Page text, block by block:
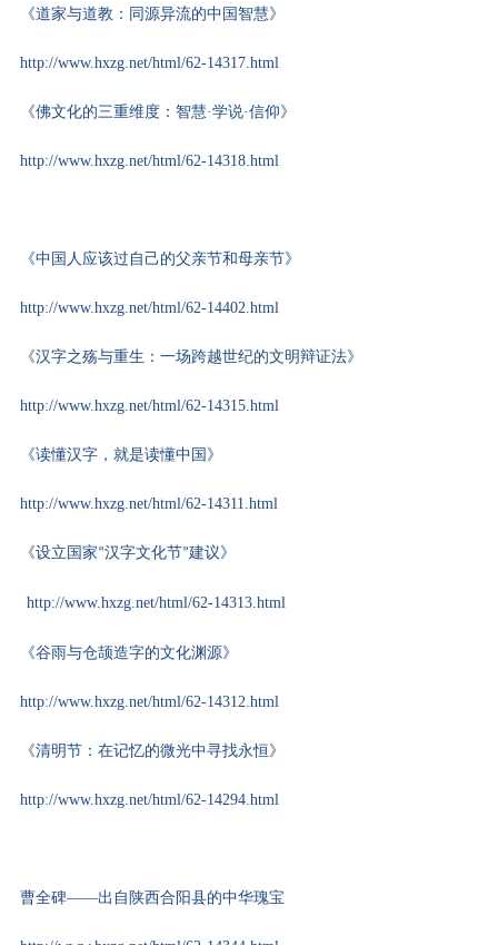
《道家与道教：同源异流的中国智慧》
http://www.hxzg.net/html/62-14317.html
《佛文化的三重维度：智慧·学说·信仰》
http://www.hxzg.net/html/62-14318.html
《中国人应该过自己的父亲节和母亲节》
http://www.hxzg.net/html/62-14402.html
《汉字之殇与重生：一场跨越世纪的文明辩证法》
http://www.hxzg.net/html/62-14315.html
《读懂汉字，就是读懂中国》
http://www.hxzg.net/html/62-14311.html
《设立国家“汉字文化节”建议》
http://www.hxzg.net/html/62-14313.html
《谷雨与仓颉造字的文化渊源》
http://www.hxzg.net/html/62-14312.html
《清明节：在记忆的微光中寻找永恒》
http://www.hxzg.net/html/62-14294.html
曹全碑——出自陕西合阳县的中华瑰宝